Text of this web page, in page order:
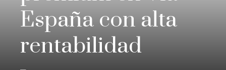
España con alta
rentabilidad